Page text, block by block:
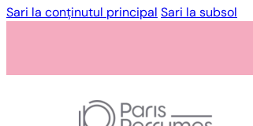
Sari la conținutul principal Sari la subsol